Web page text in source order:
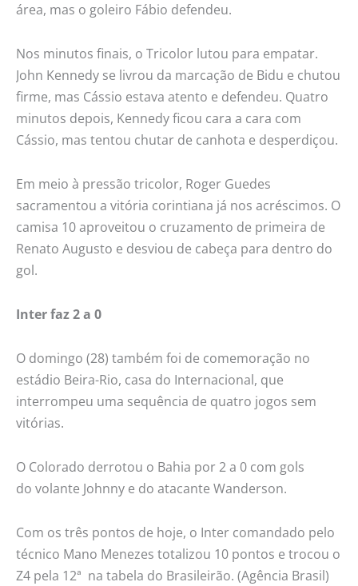
área, mas o goleiro Fábio defendeu.
Nos minutos finais, o Tricolor lutou para empatar.
John Kennedy se livrou da marcação de Bidu e chutou
firme, mas Cássio estava atento e defendeu. Quatro
minutos depois, Kennedy ficou cara a cara com
Cássio, mas tentou chutar de canhota e desperdiçou.
Em meio à pressão tricolor, Roger Guedes
sacramentou a vitória corintiana já nos acréscimos. O
camisa 10 aproveitou o cruzamento de primeira de
Renato Augusto e desviou de cabeça para dentro do
gol.
Inter faz 2 a 0
O domingo (28) também foi de comemoração no
estádio Beira-Rio, casa do Internacional, que
interrompeu uma sequência de quatro jogos sem
vitórias.
O Colorado derrotou o Bahia por 2 a 0 com gols
do volante Johnny e do atacante Wanderson.
Com os três pontos de hoje, o Inter comandado pelo
técnico Mano Menezes totalizou 10 pontos e trocou o
Z4 pela 12ª na tabela do Brasileirão. (Agência Brasil)